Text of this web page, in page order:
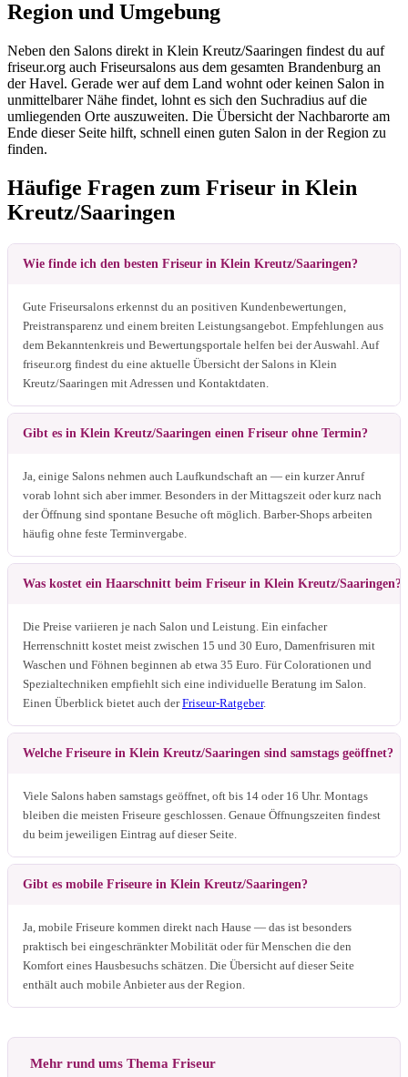
Region und Umgebung
Neben den Salons direkt in Klein Kreutz/Saaringen findest du auf
friseur.org auch Friseursalons aus dem gesamten Brandenburg an
der Havel. Gerade wer auf dem Land wohnt oder keinen Salon in
unmittelbarer Nähe findet, lohnt es sich den Suchradius auf die
umliegenden Orte auszuweiten. Die Übersicht der Nachbarorte am
Ende dieser Seite hilft, schnell einen guten Salon in der Region zu
finden.
Häufige Fragen zum Friseur in Klein
Kreutz/Saaringen
Wie finde ich den besten Friseur in Klein Kreutz/Saaringen?
Gute Friseursalons erkennst du an positiven Kundenbewertungen,
Preistransparenz und einem breiten Leistungsangebot. Empfehlungen aus
dem Bekanntenkreis und Bewertungsportale helfen bei der Auswahl. Auf
friseur.org findest du eine aktuelle Übersicht der Salons in Klein
Kreutz/Saaringen mit Adressen und Kontaktdaten.
Gibt es in Klein Kreutz/Saaringen einen Friseur ohne Termin?
Ja, einige Salons nehmen auch Laufkundschaft an — ein kurzer Anruf
vorab lohnt sich aber immer. Besonders in der Mittagszeit oder kurz nach
der Öffnung sind spontane Besuche oft möglich. Barber-Shops arbeiten
häufig ohne feste Terminvergabe.
Was kostet ein Haarschnitt beim Friseur in Klein Kreutz/Saaringen?
Die Preise variieren je nach Salon und Leistung. Ein einfacher
Herrenschnitt kostet meist zwischen 15 und 30 Euro, Damenfrisuren mit
Waschen und Föhnen beginnen ab etwa 35 Euro. Für Colorationen und
Spezialtechniken empfiehlt sich eine individuelle Beratung im Salon.
Einen Überblick bietet auch derFriseur-Ratgeber.
Welche Friseure in Klein Kreutz/Saaringen sind samstags geöffnet?
Viele Salons haben samstags geöffnet, oft bis 14 oder 16 Uhr. Montags
bleiben die meisten Friseure geschlossen. Genaue Öffnungszeiten findest
du beim jeweiligen Eintrag auf dieser Seite.
Gibt es mobile Friseure in Klein Kreutz/Saaringen?
Ja, mobile Friseure kommen direkt nach Hause — das ist besonders
praktisch bei eingeschränkter Mobilität oder für Menschen die den
Komfort eines Hausbesuchs schätzen. Die Übersicht auf dieser Seite
enthält auch mobile Anbieter aus der Region.
Mehr rund ums Thema Friseur